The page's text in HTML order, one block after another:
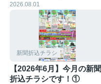
2026.08.01
新聞折込チラシ
【2026年6月】今月の新聞
折込チラシです！①